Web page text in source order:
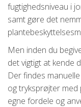
fugtighedsniveau i
samt gøre det
Men inden du
det vigtigt at kende
Der findes
og tryksprøjter med
egne fordele og